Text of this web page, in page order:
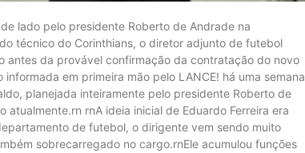
lado pelo presidente Roberto de Andrade na
técnico do Corinthians, o diretor adjunto de futebol
antes da provável confirmação da contratação do novo
em primeira mão pelo LANCE! há uma semana
planejada inteiramente pelo presidente Roberto de
rnA ideia inicial de Eduardo Ferreira era
de futebol, o dirigente vem sendo muito
sobrecarregado no cargo.rnEle acumulou funções